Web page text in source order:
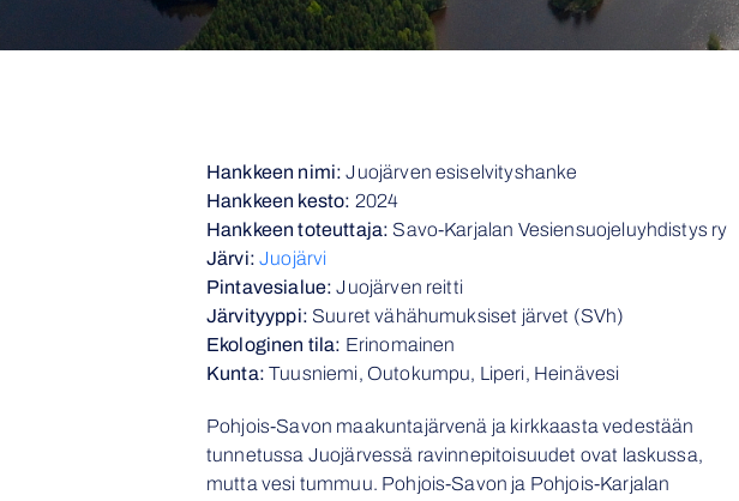
Hankkeen nimi: Juojärven esiselvityshanke
Hankkeen kesto: 2024
Hankkeen toteuttaja: Savo-Karjalan Vesiensuojeluyhdistys ry
Järvi: Juojärvi
Pintavesialue: Juojärven reitti
Järvityyppi: Suuret vähähumuksiset järvet (SVh)
Ekologinen tila: Erinomainen
Kunta: Tuusniemi, Outokumpu, Liperi, Heinävesi
Pohjois-Savon maakuntajärvenä ja kirkkaasta vedestään
tunnetussa Juojärvessä ravinnepitoisuudet ovat laskussa,
mutta vesi tummuu. Pohjois-Savon ja Pohjois-Karjalan